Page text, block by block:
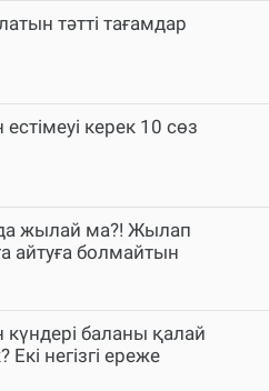
тәтті тағамдар
керек 10 сөз
жылай ма?! Жылап
айтуға болмайтын
күндері баланы қалай
Екі негізгі ереже